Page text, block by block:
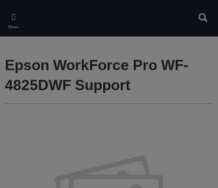
main
content
Meniu
Epson WorkForce Pro WF-
4825DWF Support